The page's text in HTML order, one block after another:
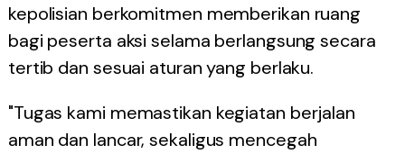
kepolisian berkomitmen memberikan ruang
bagi peserta aksi selama berlangsung secara
tertib dan sesuai aturan yang berlaku.
"Tugas kami memastikan kegiatan berjalan
aman dan lancar, sekaligus mencegah